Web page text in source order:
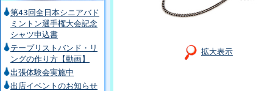
第43回全日本シニアバド
ミントン選手権大会記念
シャツ申込書
テープリストバンド・リ
ングの作り方【動画】
出張体験会実施中
出店イベントのお知らせ
拡大表示